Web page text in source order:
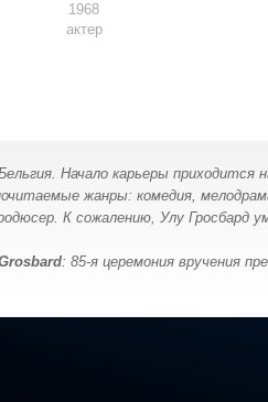
1968
актер
Начало карьеры приходится
жанры: комедия,
К сожалению, Улу Гросбард
: 85-я церемония вручения